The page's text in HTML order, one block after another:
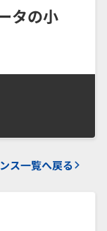
タの小
ス一覧へ戻る